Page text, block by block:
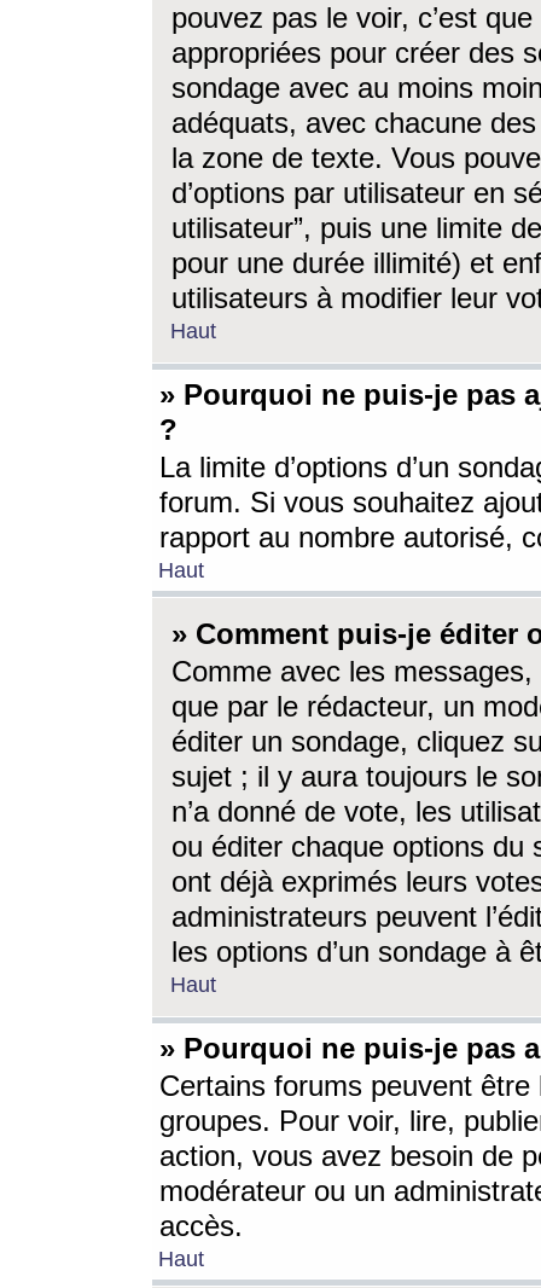
pouvez pas le voir, c’est
appropriées pour créer des
sondage avec au moins
adéquats, avec chacune
la zone de texte. Vous
d’options par utilisateur en
utilisateur”, puis une limite
pour une durée illimité) et
utilisateurs à modifier leur
Haut
» Pourquoi ne puis-je pas
?
La limite d’options d’un
forum. Si vous souhaitez
rapport au nombre autorisé,
Haut
» Comment puis-je éditer
Comme avec les
que par le rédacteur, un
éditer un sondage, cliquez
sujet ; il y aura toujours le
n’a donné de vote, les
ou éditer chaque options du
ont déjà exprimés leurs
administrateurs peuvent
les options d’un sondage à
Haut
» Pourquoi ne puis-je pas
Certains forums peuvent être
groupes. Pour voir, lire,
action, vous avez besoin de
modérateur ou un
accès.
Haut